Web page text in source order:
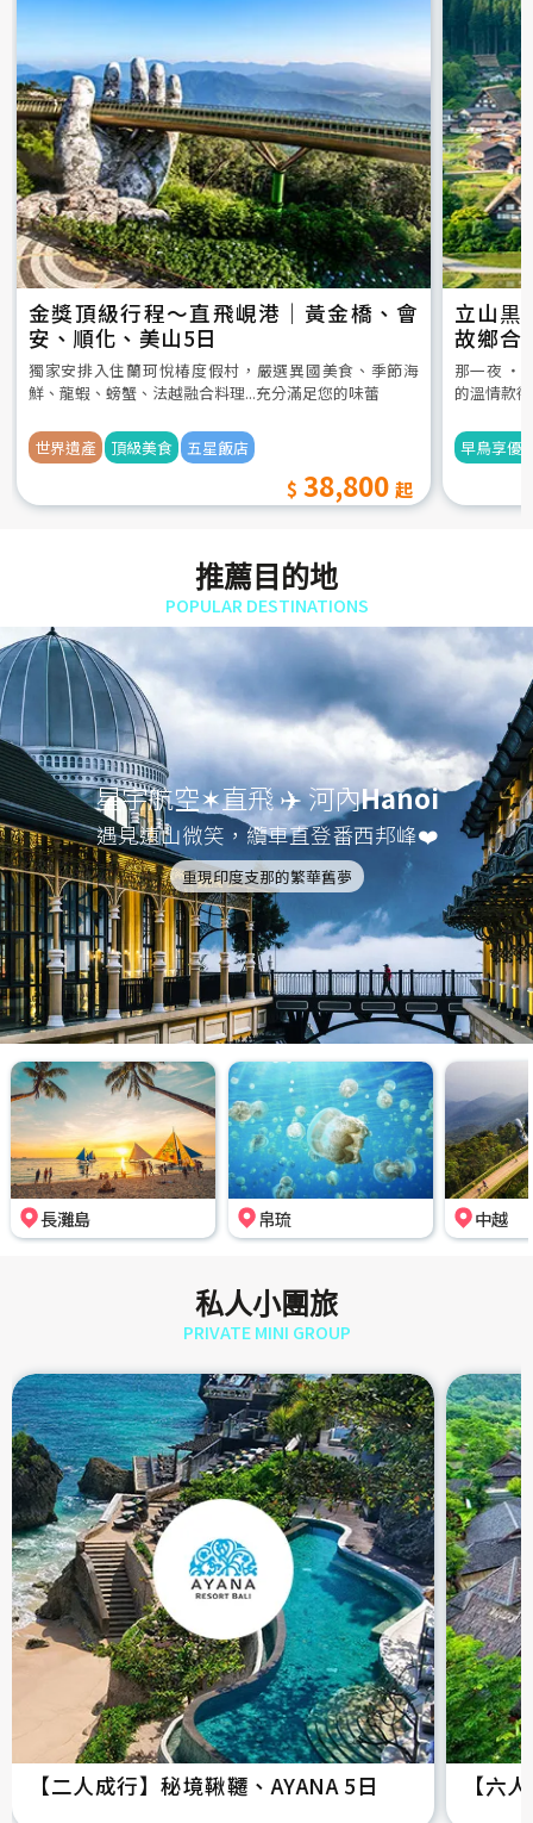
金獎頂級行程～直飛峴港｜黃金橋、會
安、順化、美山5日
獨家安排入住蘭珂悅椿度假村，嚴選異國美食、季節海
鮮、龍蝦、螃蟹、法越融合料理...充分滿足您的味蕾
世界遺產 頂級美食 五星飯店
38,800
立山黒
故鄉合
5日
那一夜 ‧
的溫情款
早鳥享優
推薦目的地
POPULAR DESTINATIONS
星宇航空✶直飛 ✈️ 河內Hanoi
遇見遠山微笑，纜車直登番西邦峰❤️
重現印度支那的繁華舊夢
長灘島 帛琉 中越
私人小團旅
PRIVATE MINI GROUP
【二人成行】秘境鞦韆、AYANA 5日 【六